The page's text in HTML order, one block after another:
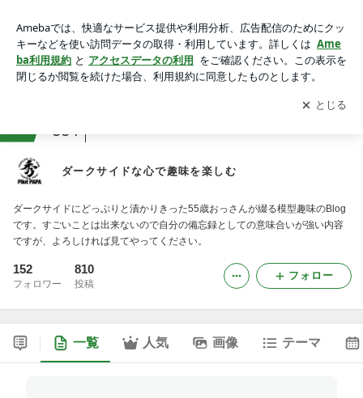
アプリをダウンロードして ブログの更新通知
を受け取りまし
ょう。
開く
334
ダークサイドな心で趣味を楽しむ
ダークサイドにどっぷりと漬かりきった55歳おっさんが綴る模型趣味のBlog
です。すごいことは出来ないので自分の備忘録としての意味合いが強い内容
ですが、よろしければ見てやってください。
152
フォロワー
810
投稿
フォロー
一覧 人気 画像 テーマ